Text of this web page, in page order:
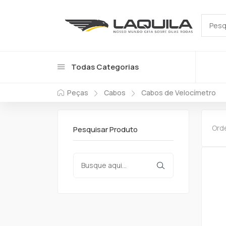
Todas Categorias
Peças Cabos Cabos de Velocímetro
Pesquisar Produto